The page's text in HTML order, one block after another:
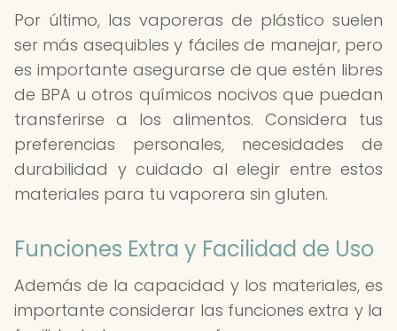
Por último, las vaporeras de plástico suelen
ser más asequibles y fáciles de manejar, pero
es importante asegurarse de que estén libres
de BPA u otros químicos nocivos que puedan
transferirse a los alimentos. Considera tus
preferencias personales, necesidades de
durabilidad y cuidado al elegir entre estos
materiales para tu vaporera sin gluten.
Funciones Extra y Facilidad de Uso
Además de la capacidad y los materiales, es
importante considerar las funciones extra y la